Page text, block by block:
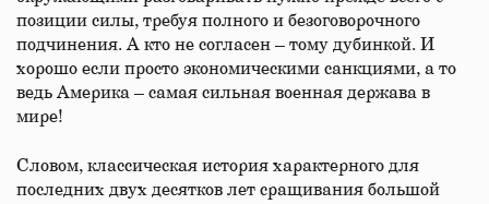
позиции силы, требуя полного и безоговорочного
подчинения. А кто не согласен – тому дубинкой. И
хорошо если просто экономическими санкциями, а то
ведь Америка – самая сильная военная держава в
мире!
Словом, классическая история характерного для
последних двух десятков лет сращивания большой